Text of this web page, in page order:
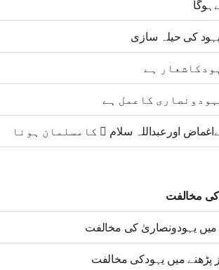
کی حیلہ سازی
ہے
کاعمل ہے
اورعبداللہ سلام ﷜ کامسلمان ہونا
کی مخالفت
میں یہودونصاریٰ کی مخالفت
پڑھنے میں یہودکی مخالفت